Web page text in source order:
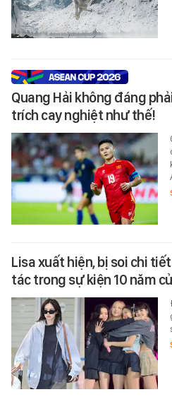
Quang Hải không đáng
trích cay nghiệt như thế!
Lisa xuất hiện, bị soi chi
tác trong sự kiện 10 năm